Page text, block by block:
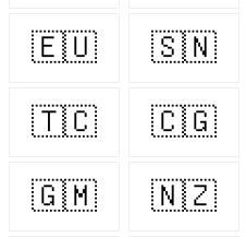
🇪🇺 🇸🇳
🇹🇨 🇨🇬
🇬🇲 🇳🇿